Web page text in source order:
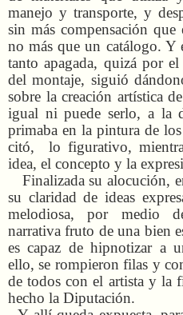
manejo y transporte, y
sin más compensación
no más que un catálogo. Y
tanto apagada, quizá por
del montaje, siguió
sobre la creación artística
igual ni puede serlo, a la
primaba en la pintura de
citó, lo figurativo,
idea, el concepto y la
Finalizada su alocución,
su claridad de ideas
melodiosa, por medio
narrativa fruto de una bien
es capaz de hipnotizar a
ello, se rompieron filas y
de todos con el artista y la
hecho la Diputación.